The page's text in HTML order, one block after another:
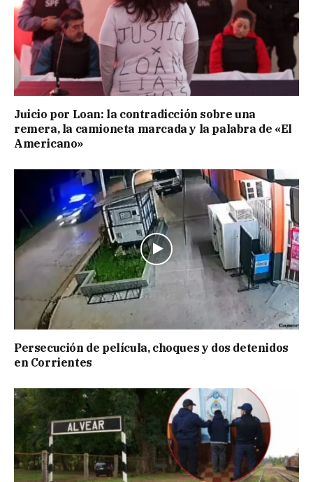
Juicio por Loan: la contradicción sobre una
remera, la camioneta marcada y la palabra de «El
Americano»
Persecución de película, choques y dos detenidos
en Corrientes